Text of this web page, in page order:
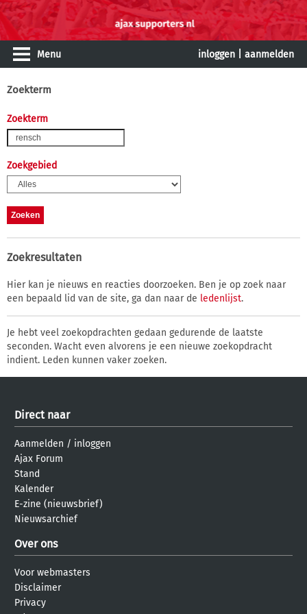
Menu inloggen aanmelden
Zoekterm
Zoekterm
Zoekgebied
Zoekresultaten
Hier kan je nieuws en reacties doorzoeken. Ben je op zoek naar
een bepaald lid van de site, ga dan naar de ledenlijst.
Je hebt veel zoekopdrachten gedaan gedurende de laatste
seconden. Wacht even alvorens je een nieuwe zoekopdracht
indient. Leden kunnen vaker zoeken.
Direct naar
Aanmelden / inloggen
Ajax Forum
Stand
Kalender
E-zine (nieuwsbrief)
Nieuwsarchief
Over ons
Voor webmasters
Disclaimer
Privacy